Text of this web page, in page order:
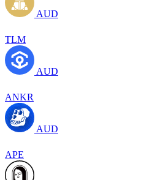
AUD
TLM
AUD
ANKR
AUD
APE